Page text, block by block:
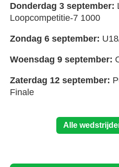
Donderdag 3 september:
Loopcompetitie-7 1000
Zondag 6 september:
Woensdag 9 september:
Zaterdag 12 september:
Finale
Alle